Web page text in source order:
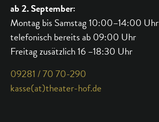
ab 2. September:
Montag bis Samstag 10:00–14:00 Uhr
telefonisch bereits ab 09:00 Uhr
Freitag zusätzlich 16 –18:30 Uhr
09281 / 70 70-290
kasse(at)theater-hof.de